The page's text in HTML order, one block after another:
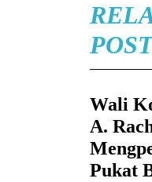
Wali
A.
Pukat